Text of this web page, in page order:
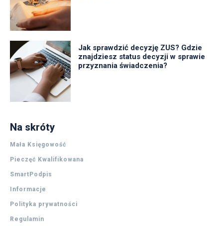
Jak sprawdzić decyzję ZUS? Gdzie
znajdziesz status decyzji w sprawie
przyznania świadczenia?
Na skróty
Mała Księgowość
Pieczęć Kwalifikowana
SmartPodpis
Informacje
Polityka prywatności
Regulamin